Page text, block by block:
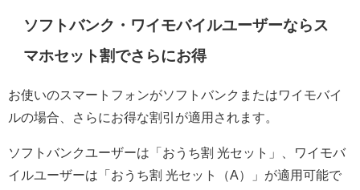
ソフトバンク・ワイモバイルユーザーならス
マホセット割でさらにお得
お使いのスマートフォンがソフトバンクまたはワイモバイ
ルの場合、さらにお得な割引が適用されます。
ソフトバンクユーザーは「おうち割 光セット」、ワイモバ
イルユーザーは「おうち割 光セット（A）」が適用可能で